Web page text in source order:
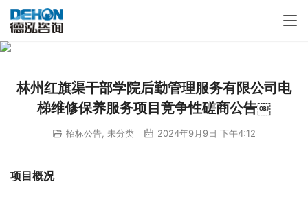
林州红旗渠干部学院后勤管理服务有限公司电
梯维修保养服务项目竞争性磋商公告￼
招标公告 未分类 2024年9月9日 下午4:12
项目概况